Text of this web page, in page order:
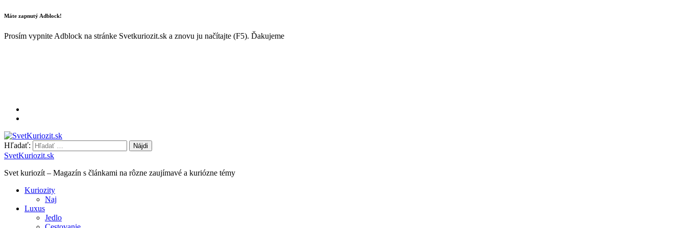
Máte zapnutý Adblock!
Prosím vypnite Adblock na stránke Svetkuriozit.sk a znovu ju načítajte (F5). Ďakujeme
Hľadať:
SvetKuriozit.sk
Svet kuriozít – Magazín s článkami na rôzne zaujímavé a kuriózne témy
Kuriozity
Naj
Luxus
Jedlo